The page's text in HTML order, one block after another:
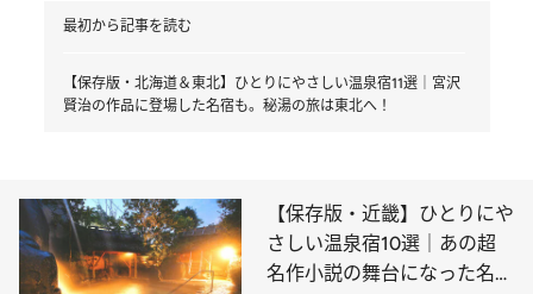
最初から記事を読む
【保存版・北海道＆東北】ひとりにやさしい温泉宿11選｜宮沢
賢治の作品に登場した名宿も。秘湯の旅は東北へ！
【保存版・近畿】ひとりにや
さしい温泉宿10選｜あの超
名作小説の舞台になった名